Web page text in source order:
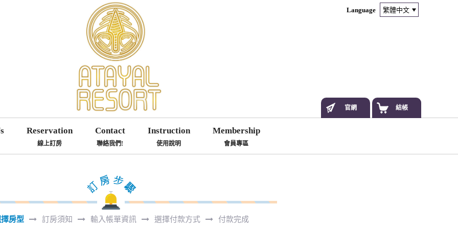
Language
Reservation
線上訂房
Contact
聯絡我們!
Instruction
使用說明
Membership
會員專區
官網 結帳
房型 訂房須知 輸入帳單資訊 選擇付款方式 付款完成